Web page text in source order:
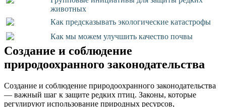
животных
Как предсказывать экологические катастрофы
Как мы можем улучшить качество почвы
Создание и соблюдение
природоохранного законодательства
Создание и соблюдение природоохранного законодательства
— важный шаг к защите редких птиц. Законы, которые
регулируют использование природных ресурсов,